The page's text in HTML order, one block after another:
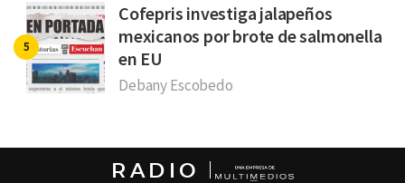
Cofepris investiga jalapeños
mexicanos por brote de salmonella
en EU
Debany Escobedo
RADIO